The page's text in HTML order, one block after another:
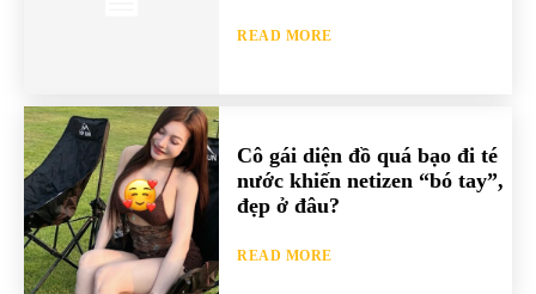
READ MORE
Cô gái diện đồ quá bạo đi té
nước khiến netizen “bó tay”,
đẹp ở đâu?
READ MORE